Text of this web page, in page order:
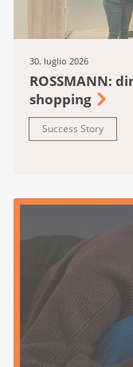
30. luglio 2026
ROSSMANN:
shopping
Success Story